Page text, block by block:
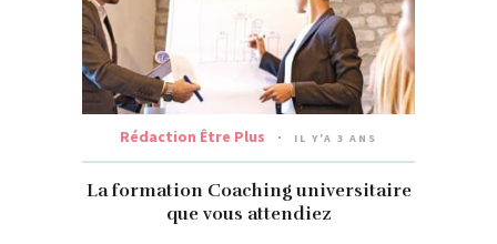
Rédaction Être Plus IL Y'A 3 ANS
La formation Coaching universitaire
que vous attendiez